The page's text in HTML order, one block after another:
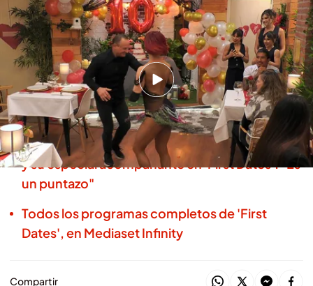
First Dates
25 MAR 2026 - 23:00h.
El increíble momentazo que han
protagonizado Cecibell y Rafael
La reacción de un soltero al descubrir a su cita
y su especial acompañante en 'First Dates': "Es
un puntazo"
Todos los programas completos de 'First
Dates', en Mediaset Infinity
Compartir